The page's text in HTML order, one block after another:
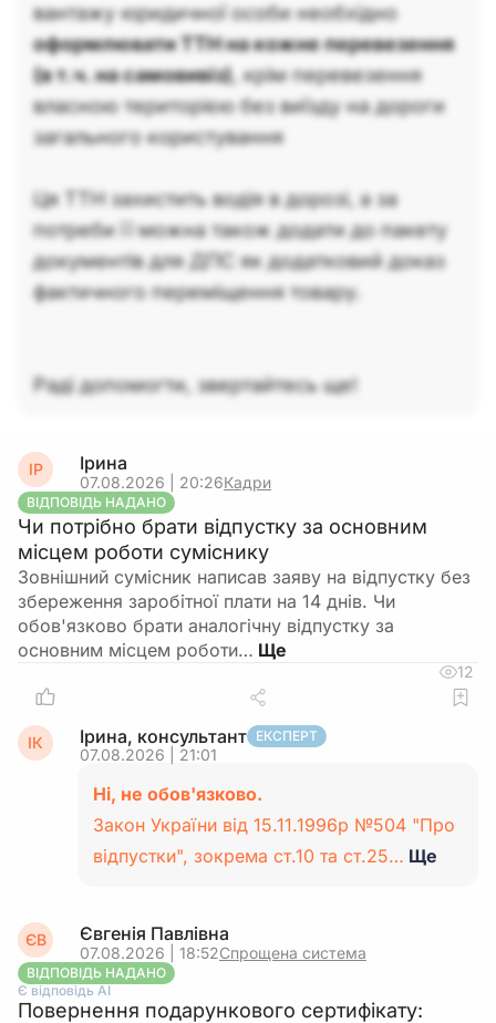
вантажу юридичної особи необхідно
оформлювати ТТН на кожне перевезення
(в т.ч. на самовивіз), крім перевезення
власною територією без виїзду на дороги
загального користування
Ця ТТН захистить водія в дорозі, а за
потреби її можна також додати до пакету
документів для ДПС як додатковий доказ
фактичного переміщення товару.
Раді допомогти, звертайтесь ще!
ІР Ірина
07.08.2026 | 20:26Кадри
ВІДПОВІДЬ НАДАНО
Чи потрібно брати відпустку за основним
місцем роботи суміснику
Зовнішний сумісник написав заяву на відпустку без
збереження заробітної плати на 14 днів. Чи
обов'язково брати аналогічну відпустку за
основним місцем роботи…
12
ІК Ірина, консультант ЕКСПЕРТ
07.08.2026 | 21:01
Ні, не обов'язково.
Закон України від 15.11.1996р №504 "Про
відпустки", зокрема ст.10 та ст.25… Ще
ЄВ Євгенія Павлівна
07.08.2026 | 18:52Спрощена система
ВІДПОВІДЬ НАДАНО
Є відповідь АІ
Повернення подарункового сертифікату: